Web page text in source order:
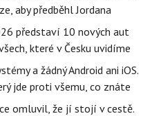
aby předběhl Jordana
představí 10 nových aut
které v Česku uvidíme
a žádný Android ani iOS.
jde proti všemu, co znáte
omluvil, že jí stojí v cestě.